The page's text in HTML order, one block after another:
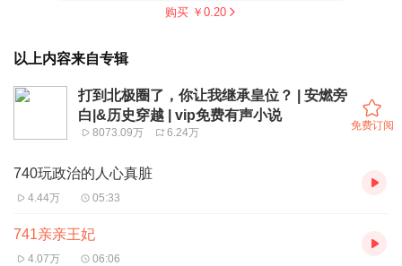
购买 ￥ 0.20
以上内容来自专辑
打到北极圈了，你让我继承皇位？ | 安燃旁
白|&历史穿越 | vip免费有声小说
8073.09万 6.24万
免费订阅
740玩政治的人心真脏
4.44万 05:33
741亲亲王妃
4.07万 06:06